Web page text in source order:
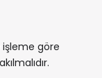
göre